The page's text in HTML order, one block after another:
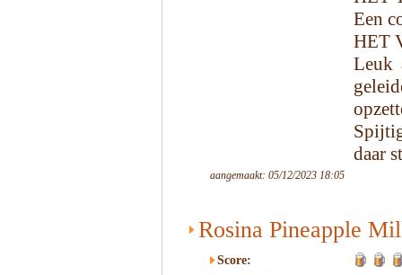
Een
HET
Leuk
daar
aangemaakt: 05/12/2023 18:05
Rosina Pineapple
Score: